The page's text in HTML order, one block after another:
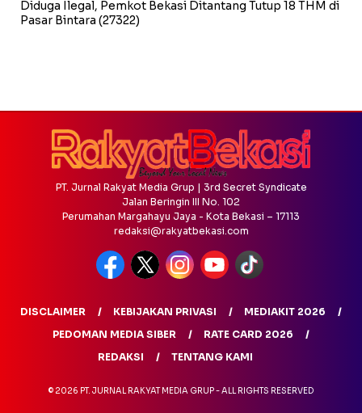
Diduga Ilegal, Pemkot Bekasi Ditantang Tutup 18 THM di
Pasar Bintara (27322)
PT. Jurnal Rakyat Media Grup | 3rd Secret Syndicate
Jalan Beringin III No. 102
Perumahan Margahayu Jaya - Kota Bekasi – 17113
redaksi@rakyatbekasi.com
DISCLAIMER KEBIJAKAN PRIVASI
MEDIAKIT 2026
PEDOMAN MEDIA SIBER
RATE CARD 2026
REDAKSI
TENTANG KAMI
© 2026 PT. JURNAL RAKYAT MEDIA GRUP - ALL RIGHTS RESERVED